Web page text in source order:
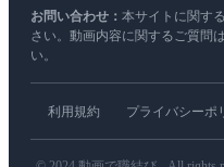
お問い合わせ： 本サイトに関す
さい。動画内容に関するご質問
い。
利用規約 プライバシーポ